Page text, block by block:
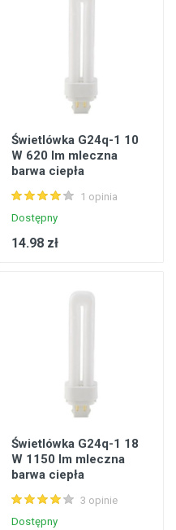
Świetlówka G24q-1 10
W 620 lm mleczna
barwa ciepła
1 opinia
Dostępny
14.98 zł
Świetlówka G24q-1 18
W 1150 lm mleczna
barwa ciepła
3 opinie
Dostępny